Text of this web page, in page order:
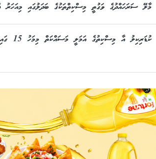
މާލޭ ސަރަހައްދުގެ ވަގުތީ މިސްކިތްތަކުގެ ބަދަލުގައި
ކުޑަރިކިލު އާ މިސްކިތުގެ އަމަލީ މަސައްކަތް މިމަހު 15 ގައި ފަށާނެ: މިނިސްޓަރު